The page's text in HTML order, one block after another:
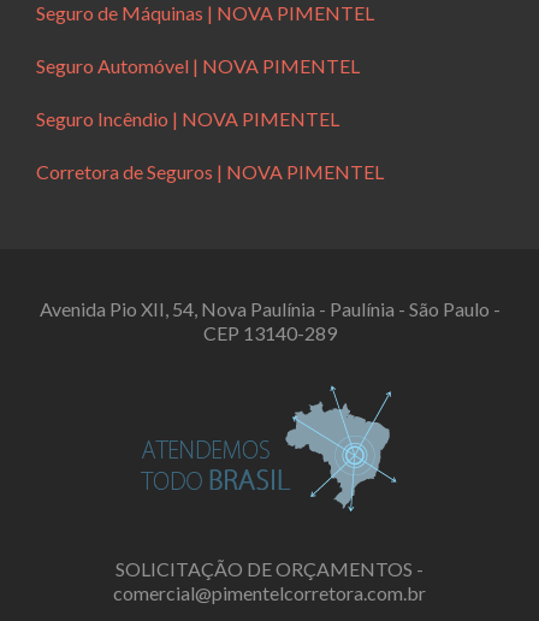
Seguro de Máquinas | NOVA PIMENTEL
Seguro Automóvel | NOVA PIMENTEL
Seguro Incêndio | NOVA PIMENTEL
Corretora de Seguros | NOVA PIMENTEL
Avenida Pio XII, 54, Nova Paulínia - Paulínia - São Paulo -
CEP 13140-289
SOLICITAÇÃO DE ORÇAMENTOS -
comercial@pimentelcorretora.com.br